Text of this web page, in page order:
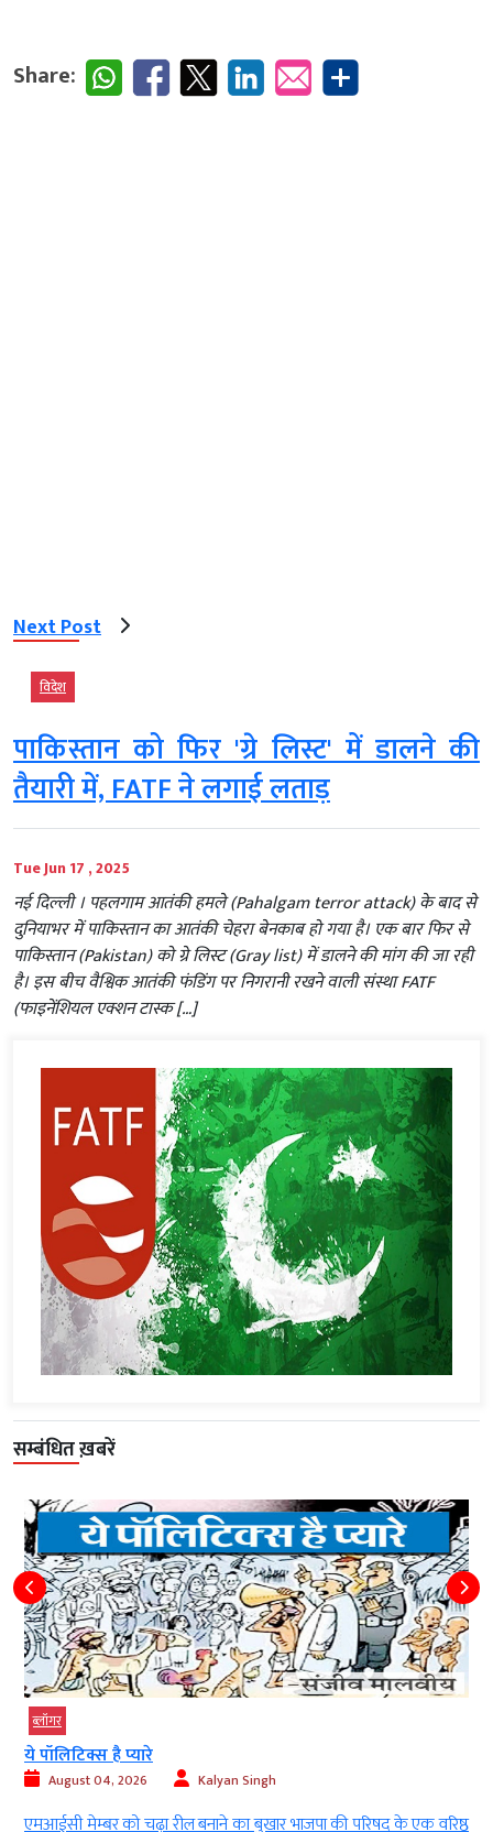
Share:
Next Post
विदेश
पाकिस्तान को फिर 'ग्रे लिस्ट' में डालने की
तैयारी में, FATF ने लगाई लताड़
Tue Jun 17 , 2025
नई दिल्‍ली । पहलगाम आतंकी हमले (Pahalgam terror attack) के बाद से
दुनियाभर में पाकिस्तान का आतंकी चेहरा बेनकाब हो गया है। एक बार फिर से
पाकिस्तान (Pakistan) को ग्रे लिस्ट (Gray list) में डालने की मांग की जा रही
है। इस बीच वैश्विक आतंकी फंडिंग पर निगरानी रखने वाली संस्था FATF
(फाइनेंशियल एक्शन टास्क […]
सम्बंधित ख़बरें
ब्‍लॉगर
ये पॉलिटिक्स है प्यारे
August 04, 2026 Kalyan Singh
एमआईसी मेम्बर को चढ़ा रील बनाने का बुखार भाजपा की परिषद के एक वरिष्ठ